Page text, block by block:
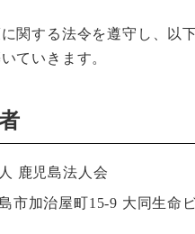
関する法令を遵守し、以
ていきます。
鹿児島法人会
市加治屋町15-9 大同生命